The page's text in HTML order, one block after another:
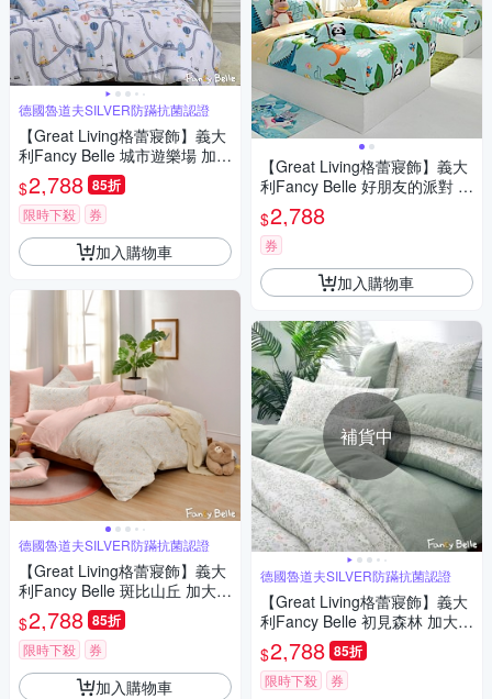
德國魯道夫SILVER防蹣抗菌認證
【Great Living格蕾寢飾】義大
利Fancy Belle 城市遊樂場 加大
純棉四件式防蹣抗菌吸濕排汗
兩用被床包組
$2,788 85折
限時下殺 券
加入購物車
德國魯道夫SILVER防蹣抗菌認證
【Great Living格蕾寢飾】義大
利Fancy Belle 斑比山丘 加大純
棉防蹣抗菌吸濕排汗兩用被床
包組
$2,788 85折
限時下殺 券
加入購物車
【Great Living格蕾寢飾】義大
利Fancy Belle 好朋友的派對 加
大防蹣抗菌吸濕排汗兩用被床
包組
$2,788
券
加入購物車
補貨中
德國魯道夫SILVER防蹣抗菌認證
【Great Living格蕾寢飾】義大
利Fancy Belle 初見森林 加大3
00織精梳棉四件式防蹣抗菌吸
濕排汗兩用被床包組
$2,788 85折
限時下殺 券